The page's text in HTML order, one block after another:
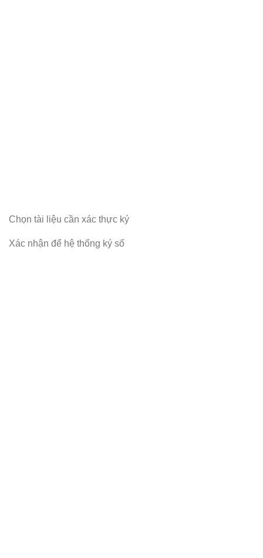
Chọn tài liệu cần xác thực ký
Xác nhận để hệ thống ký số